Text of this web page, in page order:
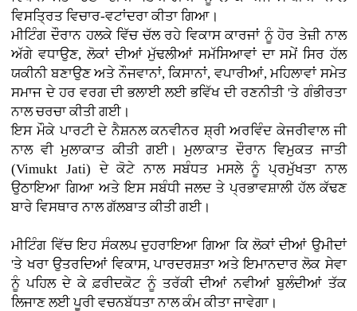
ਵਿਸਤ੍ਰਿਤ ਵਿਚਾਰ-ਵਟਾਂਦਰਾ ਕੀਤਾ ਗਿਆ।
ਮੀਟਿੰਗ ਦੌਰਾਨ ਹਲਕੇ ਵਿੱਚ ਚੱਲ ਰਹੇ ਵਿਕਾਸ ਕਾਰਜਾਂ ਨੂੰ ਹੋਰ ਤੇਜ਼ੀ ਨਾਲ
ਅੱਗੇ ਵਧਾਉਣ, ਲੋਕਾਂ ਦੀਆਂ ਮੁੱਢਲੀਆਂ ਸਮੱਸਿਆਵਾਂ ਦਾ ਸਮੇਂ ਸਿਰ ਹੱਲ
ਯਕੀਨੀ ਬਣਾਉਣ ਅਤੇ ਨੌਜਵਾਨਾਂ, ਕਿਸਾਨਾਂ, ਵਪਾਰੀਆਂ, ਮਹਿਲਾਵਾਂ ਸਮੇਤ
ਸਮਾਜ ਦੇ ਹਰ ਵਰਗ ਦੀ ਭਲਾਈ ਲਈ ਭਵਿੱਖ ਦੀ ਰਣਨੀਤੀ 'ਤੇ ਗੰਭੀਰਤਾ
ਨਾਲ ਚਰਚਾ ਕੀਤੀ ਗਈ।
ਇਸ ਮੌਕੇ ਪਾਰਟੀ ਦੇ ਨੈਸ਼ਨਲ ਕਨਵੀਨਰ ਸ਼੍ਰੀ ਅਰਵਿੰਦ ਕੇਜਰੀਵਾਲ ਜੀ
ਨਾਲ ਵੀ ਮੁਲਾਕਾਤ ਕੀਤੀ ਗਈ। ਮੁਲਾਕਾਤ ਦੌਰਾਨ ਵਿਮੁਕਤ ਜਾਤੀ
(Vimukt Jati) ਦੇ ਕੋਟੇ ਨਾਲ ਸਬੰਧਤ ਮਸਲੇ ਨੂੰ ਪ੍ਰਮੁੱਖਤਾ ਨਾਲ
ਉਠਾਇਆ ਗਿਆ ਅਤੇ ਇਸ ਸਬੰਧੀ ਜਲਦ ਤੇ ਪ੍ਰਭਾਵਸ਼ਾਲੀ ਹੱਲ ਕੱਢਣ
ਬਾਰੇ ਵਿਸਥਾਰ ਨਾਲ ਗੱਲਬਾਤ ਕੀਤੀ ਗਈ।
ਮੀਟਿੰਗ ਵਿੱਚ ਇਹ ਸੰਕਲਪ ਦੁਹਰਾਇਆ ਗਿਆ ਕਿ ਲੋਕਾਂ ਦੀਆਂ ਉਮੀਦਾਂ
'ਤੇ ਖਰਾ ਉਤਰਦਿਆਂ ਵਿਕਾਸ, ਪਾਰਦਰਸ਼ਤਾ ਅਤੇ ਇਮਾਨਦਾਰ ਲੋਕ ਸੇਵਾ
ਨੂੰ ਪਹਿਲ ਦੇ ਕੇ ਫ਼ਰੀਦਕੋਟ ਨੂੰ ਤਰੱਕੀ ਦੀਆਂ ਨਵੀਆਂ ਬੁਲੰਦੀਆਂ ਤੱਕ
ਲਿਜਾਣ ਲਈ ਪੂਰੀ ਵਚਨਬੱਧਤਾ ਨਾਲ ਕੰਮ ਕੀਤਾ ਜਾਵੇਗਾ।